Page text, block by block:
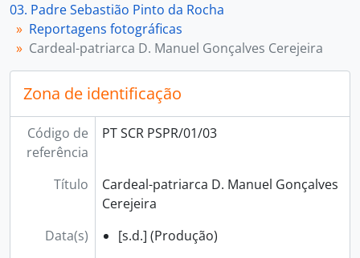
[Documento simples] 09 - Busto de homem, [s.d.]
[Documento composto] 10 - Busto de homem religioso, [s.d.]
[Documento composto] 11 - Irmã Mariana Josefa da Costa, religiosa da Visitação, [s.d.]
[Documento simples] 12 - Imagem de uma casa, [s.d.]
[Documento simples] 13 - Imagem de um homem e de uma mulher, [s.d.]
[Documento simples] 14 - Imagem de um homem religioso, [s.d.]
[Documento simples] 15 - Busto de um homem religioso, : [s.d.]
[Série] 02 - Pagelas e postais de santos e beatos, 1930-1972
03. Padre Sebastião Pinto da Rocha
Reportagens fotográficas
Cardeal-patriarca D. Manuel Gonçalves Cerejeira
Zona de identificação
Código de
referência
PT SCR PSPR/01/03
Título
Cardeal-patriarca D. Manuel Gonçalves
Cerejeira
Data(s)
[s.d.] (Produção)